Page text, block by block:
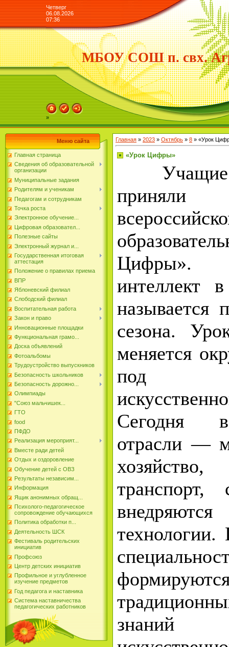
Четверг
06.08.2026
07:36
МБОУ СОШ п. свх.
»
Меню сайта
Главная страница
Сведения об образовательной
организации
Муниципальные задания
Родителям и ученикам
Педагогам и сотрудникам
Точка роста
Электронное обучение...
Цифровая образовател...
Полезные сайты
Электронный журнал и...
Государственная итоговая
аттестация
Положение о правилах приема
ВПР
Яблоневский филиал
Слободский филиал
Воспитательная работа
Закон и право
Инновационные площадки
Функциональная грамо...
Доска объявлений
Фотоальбомы
Трудоустройство выпускников
Безопасность школьников
Безопасность дорожно...
Олимпиады
"Союз мальчишек...
ГТО
food
ПФДО
Реализация мероприят...
Вместе ради детей
Отдых и оздоровление
Обучение детей с ОВЗ
Результаты независим...
Информация
Ящик анонимных обращ...
Психолого-педагогическое
сопровождение обучающихся
Политика обработки п...
Деятельность ШСК
Фестиваль родительских
инициатив
Профсоюз
Центр детских инициатив
Профильное и углубленное
изучение предметов
Год педагога и наставника
Система наставничества
педагогических работников
Главная » 2023 » Октябрь » 8 » «Урок
«Урок Цифры»
Цифры».
интеллект
называется
сезона.
меняется
под
Сегодня
отрасли —
транспорт,
технологии.